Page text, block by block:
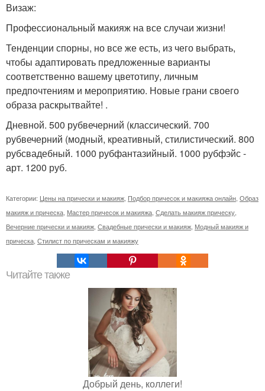
Визаж:
Профессиональный макияж на все случаи жизни!
Тенденции спорны, но все же есть, из чего выбрать,
чтобы адаптировать предложенные варианты
соответственно вашему цветотипу, личным
предпочтениям и мероприятию. Новые грани своего
образа раскрытвайте! .
Дневной. 500 рубвечерний (классический. 700
рубвечерний (модный, креативный, стилистический. 800
рубсвадебный. 1000 рубфантазийный. 1000 рубфэйс -
арт. 1200 руб.
Категории: Цены на прически и макияж Подбор причесок и макияжа онлайн Образ
макияж и прическа Мастер причесок и макияжа Сделать макияж прическу
Вечерние прически и макияж Свадебные прически и макияж Модный макияж и
прическа Стилист по прическам и макияжу
Читайте также
Добрый день, коллеги!